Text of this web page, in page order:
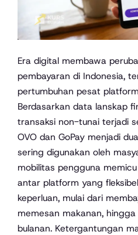
Era digital membawa
pembayaran di Indonesia,
pertumbuhan pesat
Berdasarkan data lanskap
transaksi non-tunai terjadi
OVO dan GoPay menjadi
sering digunakan oleh
mobilitas pengguna
antar platform yang
keperluan, mulai dari
memesan makanan,
bulanan. Ketergantungan